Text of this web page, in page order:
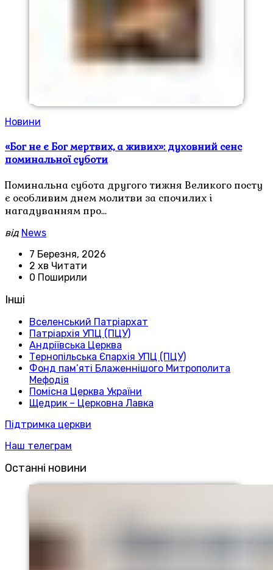
Новини
«Бог не є Бог мертвих, а живих»: духовний сенс
поминальної суботи
Поминальна субота другого тижня Великого посту
є особливим днем молитви за спочилих і
нагадуванням про…
від News
7 Березня, 2026
2 хв Читати
0 Поширили
Інші
Вселенський Патріархат
Патріархія УПЦ (ПЦУ)
Андріївська Церква
Тернопільська Єпархія УПЦ (ПЦУ)
Фонд пам’яті Блаженнішого Митрополита
Мефодія
Помісна Церква України
Щедрик – Церковна Лавка
Підтримка церкви
Наш телеграм
Останні новини